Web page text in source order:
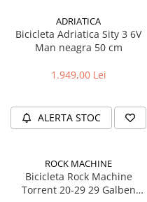
Portbagaj bicicleta
Antifurt bicicleta
Produse intretinere bicicleta
Accesorii biciclete copii
Bidoane si suporti bicicleta
Suport telefon bicicleta
ADRIATICA
Bicicleta Adriatica Sity 3 6V
Man neagra 50 cm
1.949,00 Lei
ALERTA STOC
ROCK MACHINE
Bicicleta Rock Machine
Torrent 20-29 29 Galben